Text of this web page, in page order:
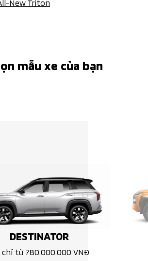
mẫu xe của bạn
DESTINATOR
chỉ từ 780.000.000 VNĐ